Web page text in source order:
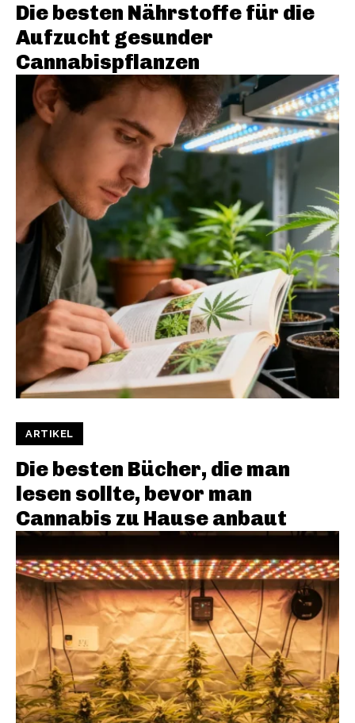
Die besten Nährstoffe für die
Aufzucht gesunder
Cannabispflanzen
ARTIKEL
Die besten Bücher, die man
lesen sollte, bevor man
Cannabis zu Hause anbaut